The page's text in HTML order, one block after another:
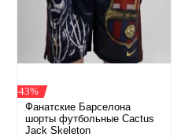
-43%
Фанатские Барселона
шорты футбольные Cactus
Jack Skeleton